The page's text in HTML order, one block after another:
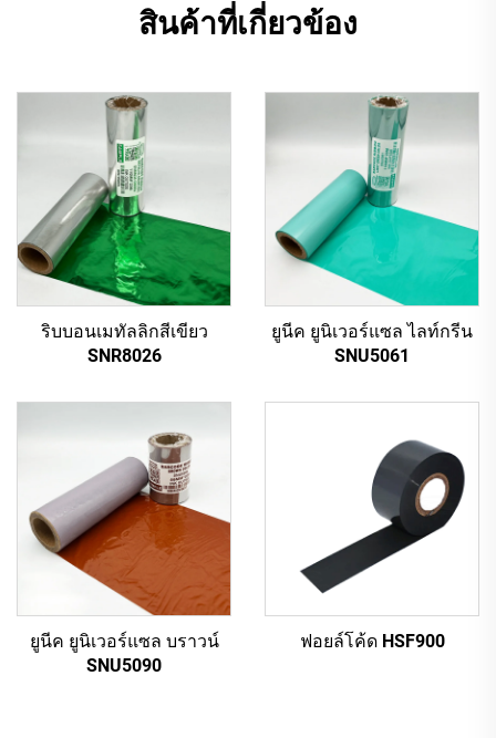
สินค้าที่เกี่ยวข้อง
ริบบอนเมทัลลิกสีเขียว
SNR8026
ยูนีค ยูนิเวอร์แซล ไลท์กรีน
SNU5061
ยูนีค ยูนิเวอร์แซล บราวน์
SNU5090
ฟอยล์โค้ด HSF900